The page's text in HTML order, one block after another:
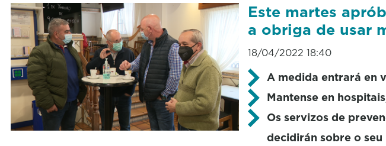
Este martes
a obriga de usar
18/04/2022 18:40
A medida entrará en
Mantense en
Os servizos de
decidirán sobre o seu